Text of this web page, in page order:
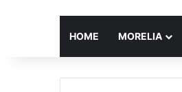
HOME MORELIA